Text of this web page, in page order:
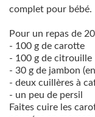
complet pour bébé.
Pour un repas de
- 100 g de carotte
- 100 g de citrouille
- 30 g de jambon
- deux cuillères à
- un peu de persil
Faites cuire les